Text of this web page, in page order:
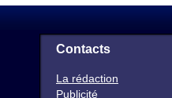
Contacts
La rédaction
Publicité